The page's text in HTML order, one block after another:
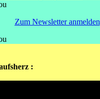
Zum Newsletter anmelden
: